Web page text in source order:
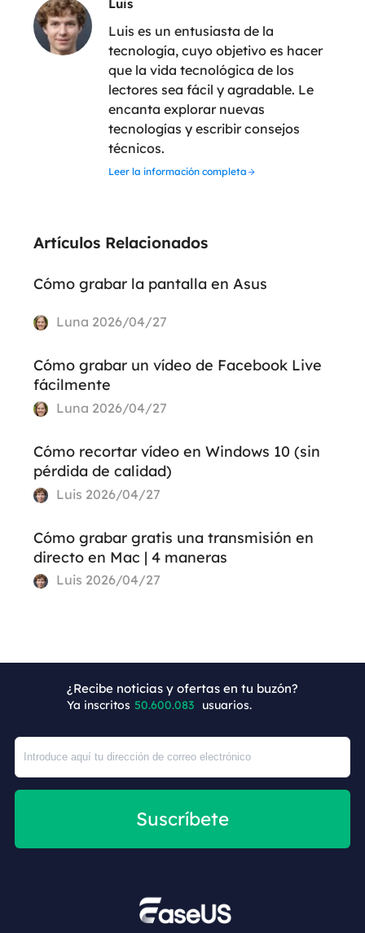
Luis
Luis es un entusiasta de la
tecnología, cuyo objetivo es hacer
que la vida tecnológica de los
lectores sea fácil y agradable. Le
encanta explorar nuevas
tecnologías y escribir consejos
técnicos.
Leer la información completa
Artículos Relacionados
Cómo grabar la pantalla en Asus
Luna 2026/04/27
Cómo grabar un vídeo de Facebook Live
fácilmente
Luna 2026/04/27
Cómo recortar vídeo en Windows 10 (sin
pérdida de calidad)
Luis 2026/04/27
Cómo grabar gratis una transmisión en
directo en Mac | 4 maneras
Luis 2026/04/27
¿Recibe noticias y ofertas en tu buzón?
Ya inscritos 50.600.083 usuarios.
Suscríbete
+9